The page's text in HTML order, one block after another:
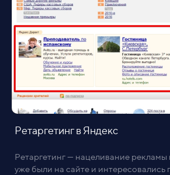
Ретаргетинг в Яндекс
Ретаргетинг — нацеливание
уже были на сайте и интересовались